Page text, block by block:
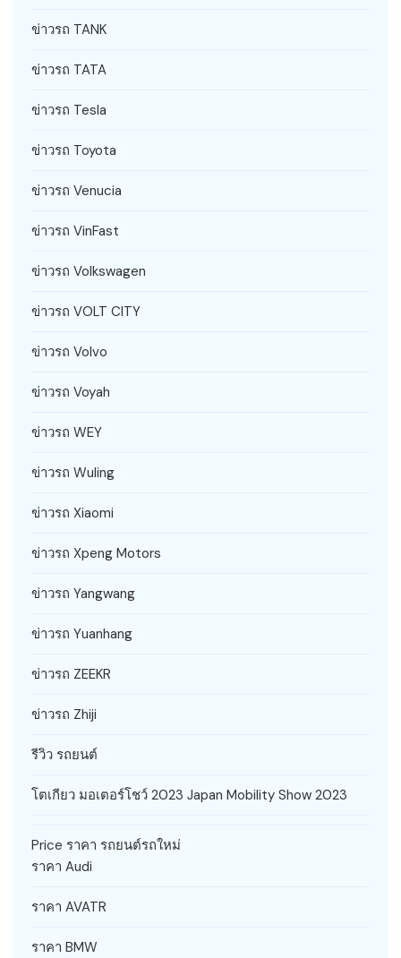
ข่าวรถ TANK
ข่าวรถ TATA
ข่าวรถ Tesla
ข่าวรถ Toyota
ข่าวรถ Venucia
ข่าวรถ VinFast
ข่าวรถ Volkswagen
ข่าวรถ VOLT CITY
ข่าวรถ Volvo
ข่าวรถ Voyah
ข่าวรถ WEY
ข่าวรถ Wuling
ข่าวรถ Xiaomi
ข่าวรถ Xpeng Motors
ข่าวรถ Yangwang
ข่าวรถ Yuanhang
ข่าวรถ ZEEKR
ข่าวรถ Zhiji
รีวิว รถยนต์
โตเกียว มอเตอร์โชว์ 2023 Japan Mobility Show 2023
Price ราคา รถยนต์รถใหม่
ราคา Audi
ราคา AVATR
ราคา BMW